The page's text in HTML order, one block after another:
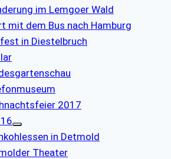
im Lemgoer Wald
mit dem Bus nach Hamburg
in Diestelbruch
2017
in Detmold
Theater